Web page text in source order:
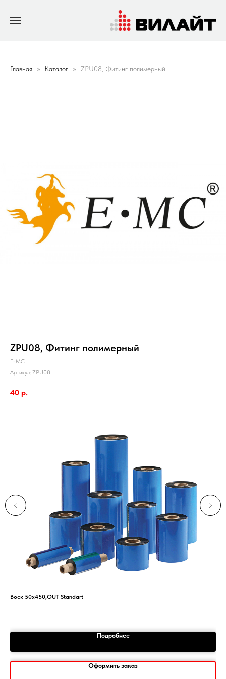
Главная Каталог ZPU08, Фитинг полимерный
ZPU08, Фитинг полимерный
E-MC
Артикул: ZPU08
40 р.
Воск 50х450,OUT Standart
Подробнее
Оформить заказ